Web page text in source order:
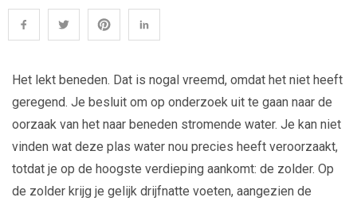
Het lekt beneden. Dat is nogal vreemd, omdat het niet heeft
geregend. Je besluit om op onderzoek uit te gaan naar de
oorzaak van het naar beneden stromende water. Je kan niet
vinden wat deze plas water nou precies heeft veroorzaakt,
totdat je op de hoogste verdieping aankomt: de zolder. Op
de zolder krijg je gelijk drijfnatte voeten, aangezien de